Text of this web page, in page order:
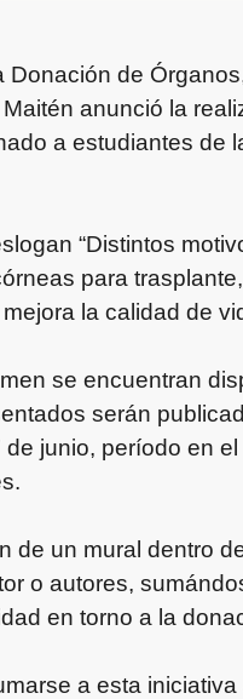
de
anunció la
a estudiantes de
“Distintos
para
la calidad de
se encuentran
serán
junio, período en
de un mural dentro
o autores,
en torno a la
a esta